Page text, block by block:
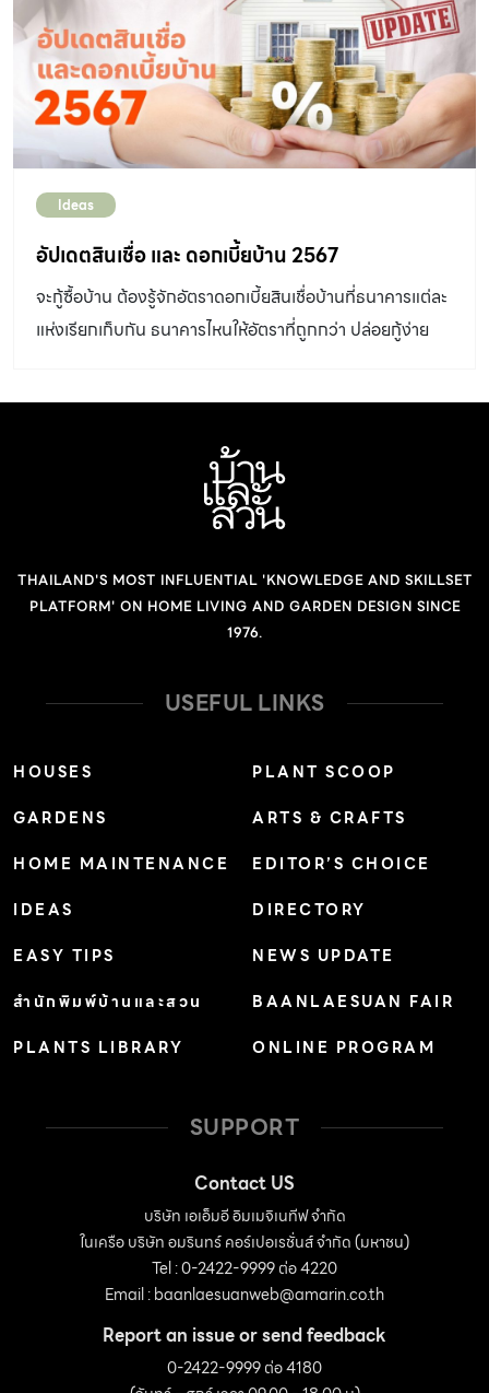
Ideas
อัปเดตสินเชื่อ และ ดอกเบี้ยบ้าน 2567
จะกู้ซื้อบ้าน ต้องรู้จักอัตราดอกเบี้ยสินเชื่อบ้านที่ธนาคารแต่ละ
แห่งเรียกเก็บกัน ธนาคารไหนให้อัตราที่ถูกกว่า ปล่อยกู้ง่าย
THAILAND'S MOST INFLUENTIAL 'KNOWLEDGE AND SKILLSET
PLATFORM' ON HOME LIVING AND GARDEN DESIGN SINCE
1976.
USEFUL LINKS
HOUSES
GARDENS
HOME MAINTENANCE
IDEAS
EASY TIPS
สำนักพิมพ์บ้านและสวน
PLANTS LIBRARY
PLANT SCOOP
ARTS & CRAFTS
EDITOR’S CHOICE
DIRECTORY
NEWS UPDATE
BAANLAESUAN FAIR
ONLINE PROGRAM
SUPPORT
Contact US
บริษัท เอเอ็มอี อิมเมจิเนทีฟ จำกัด
ในเครือ บริษัท อมรินทร์ คอร์เปอเรชั่นส์ จำกัด (มหาชน)
Tel : 0-2422-9999 ต่อ 4220
Email :baanlaesuanweb@amarin.co.th
Report an issue or send feedback
0-2422-9999 ต่อ 4180